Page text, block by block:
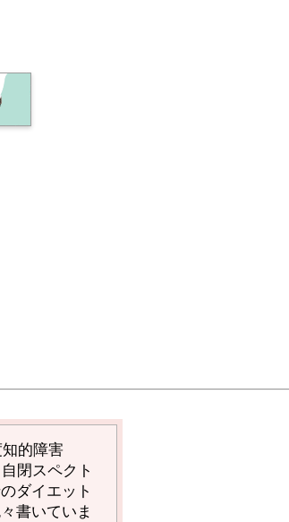
的障害
閉スペクト
ダイエット
書いていま